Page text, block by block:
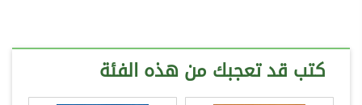
كتب قد تعجبك من هذه الفئة